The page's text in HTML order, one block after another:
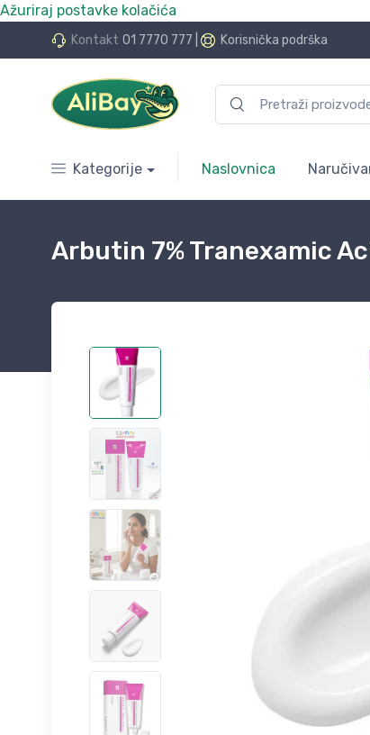
Ažuriraj postavke kolačića
Kontakt 01 7770 777 Korisnička podrška
24 rate bez kamata
Kategorije Naslovnica
Arbutin 7% Tranexamic